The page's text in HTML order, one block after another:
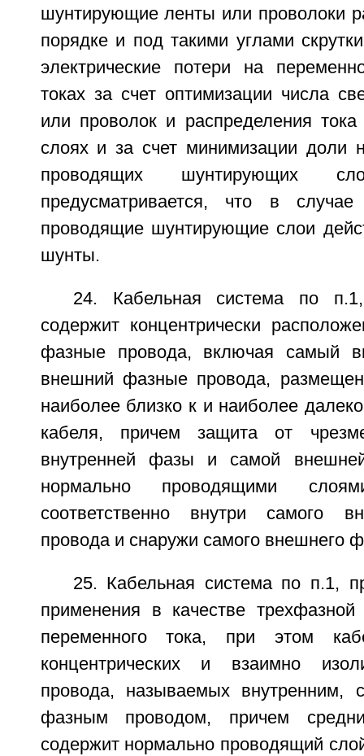
шунтирующие ленты или проволоки
порядке и под такими углами
электрические потери на
токах за счет оптимизации числа
или проволок и распределения
слоях и за счет минимизации доли
проводящих шунтирующих
предусматривается, что в
проводящие шунтирующие слои
шунты.
24. Кабельная система по
содержит концентрически
фазные провода, включая самый
внешний фазные провода,
наиболее близко к и наиболее
кабеля, причем защита от
внутренней фазы и самой
нормально проводящими
соответственно внутри самого
провода и снаружи самого внешнего
25. Кабельная система по п.1,
применения в качестве
переменного тока, при этом
концентрических и взаимно
провода, называемых внутренним,
фазным проводом, причем
содержит нормально проводящий